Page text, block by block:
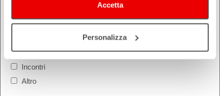
Accetta
Personalizza
Lirica
Cinema
Incontri
Altro